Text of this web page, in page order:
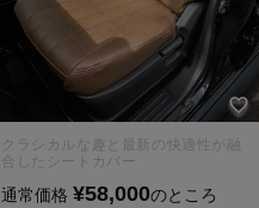
クラシカルな趣と最新の快適性が融
合したシートカバー
通常価格 ¥58,000のところ